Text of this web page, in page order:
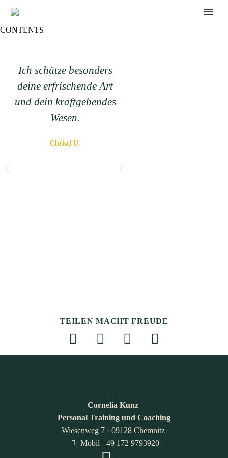
CONTENTS
Ich schätze besonders
deine erfrischende Art
und dein kraftgebendes
Wesen.
Christl U.
TEILEN MACHT FREUDE
Cornelia Kunz
Personal Training und Coaching
Wiesenweg 7 · 09128 Chemnitz
Mobil +49 172 9793920